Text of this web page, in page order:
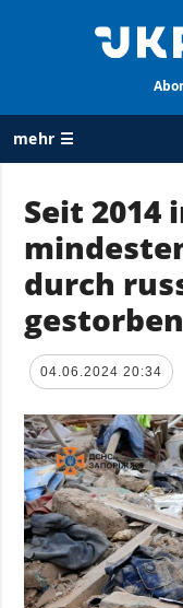
mehr ☰
ALLE
RUBRIKEN
Krieg
Wiederaufbau
der Ukraine
Politik
Wirtschaft
Militär
Gesellschaft
Kultur
Sport
Kriminalität
Seit 2014
durch
gestorben
04.06.2024 20:34